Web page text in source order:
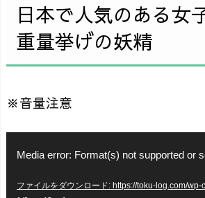
日本で人気のある女
重量挙げの妖精
※音量注意
プ
Media error: Format(s) not supported or
ファイルをダウンロード: https://toku-log.com/